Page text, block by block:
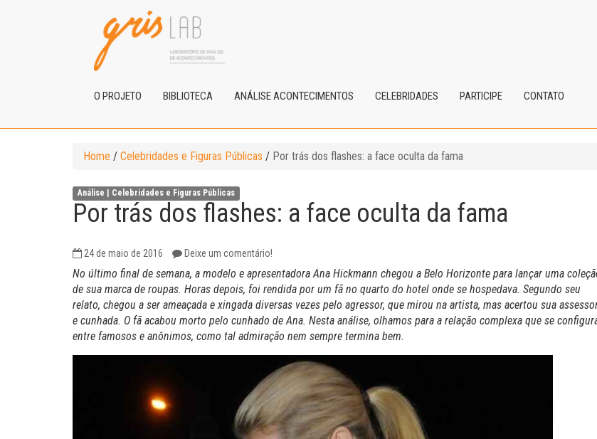
O PROJETO BIBLIOTECA ANÁLISE ACONTECIMENTOS CELEBRIDADES PARTICIPE CONTATO
Home / Celebridades e Figuras Públicas / Por trás dos flashes: a face oculta da fama
Análise | Celebridades e Figuras Públicas
Por trás dos flashes: a face oculta da fama
24 de maio de 2016 Deixe um comentário!
No último final de semana, a modelo e apresentadora Ana Hickmann chegou a Belo Horizonte para lançar uma
de sua marca de roupas. Horas depois, foi rendida por um fã no quarto do hotel onde se hospedava. Segundo seu
relato, chegou a ser ameaçada e xingada diversas vezes pelo agressor, que mirou na artista, mas acertou sua
e cunhada. O fã acabou morto pelo cunhado de Ana. Nesta análise, olhamos para a relação complexa que se
entre famosos e anônimos, como tal admiração nem sempre termina bem.